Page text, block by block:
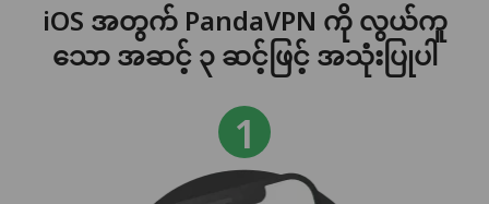
iOS အတွက် PandaVPN ကို လွယ်ကူ
သော အဆင့် ၃ ဆင့်ဖြင့် အသုံးပြုပါ